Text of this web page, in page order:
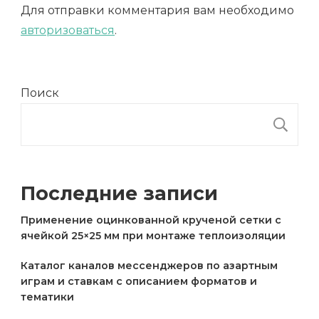
Для отправки комментария вам необходимо
авторизоваться.
Поиск
Последние записи
Применение оцинкованной крученой сетки с
ячейкой 25×25 мм при монтаже теплоизоляции
Каталог каналов мессенджеров по азартным
играм и ставкам с описанием форматов и
тематики